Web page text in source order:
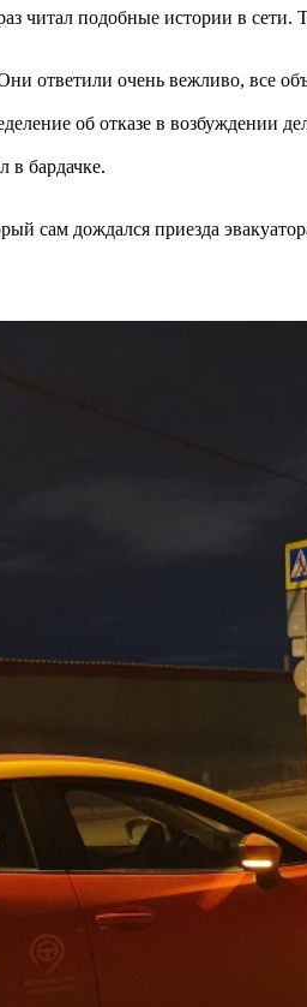
читал подобные истории в сети.
ответили очень вежливо, все
об отказе в возбуждении
в бардачке.
сам дождался приезда